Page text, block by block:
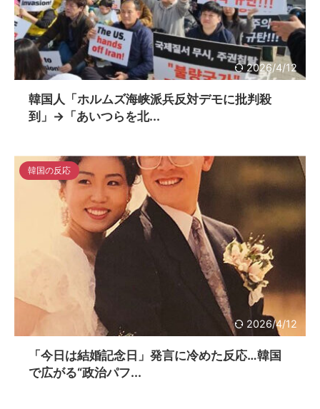
2026/4/12
韓国人「ホルムズ海峡派兵反対デモに批判殺
到」→「あいつらを北...
2026/4/12
韓国の反応
「今日は結婚記念日」発言に冷めた反応…韓国
で広がる“政治パフ...